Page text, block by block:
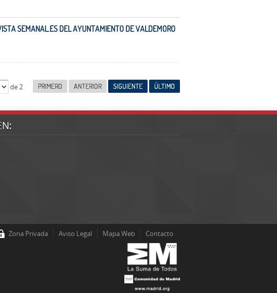
SEMANAL.ES DEL AYUNTAMIENTO DE VALDEMORO
de 2 PRIMERO ANTERIOR SIGUIENTE ÚLTIMO
Zona Privada Aviso Legal Mapa Web Contacto